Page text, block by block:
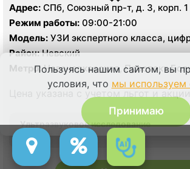
Адрес: СПб, Союзный пр-т, д. 3, корп. 1
Режим работы: 09:00-21:00
Модель: УЗИ экспертного класса,
Район:Невский
Метро:Новочеркасская, Проспект
Улица Дыбенко
Цена указана с учетом льгот и акции
Ультразвуковое исследование
Пользуясь нашим сайтом, вы
условия, что мы используем
Принимаю